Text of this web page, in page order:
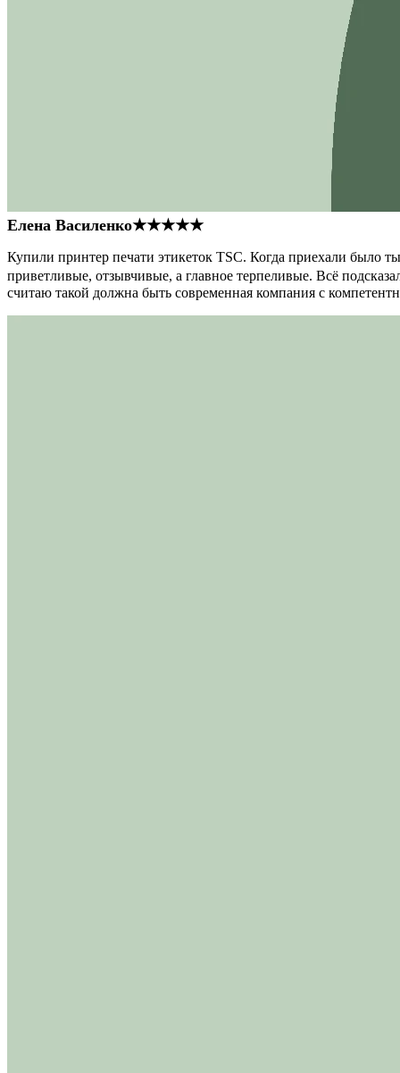
Елена Василенко★★★★★
Купили принтер печати этикеток TSC. Когда приехали было
приветливые, отзывчивые, а главное терпеливые. Всё
считаю такой должна быть современная компания с